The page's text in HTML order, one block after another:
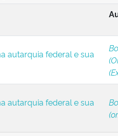
autarquia federal e sua
autarquia federal e sua